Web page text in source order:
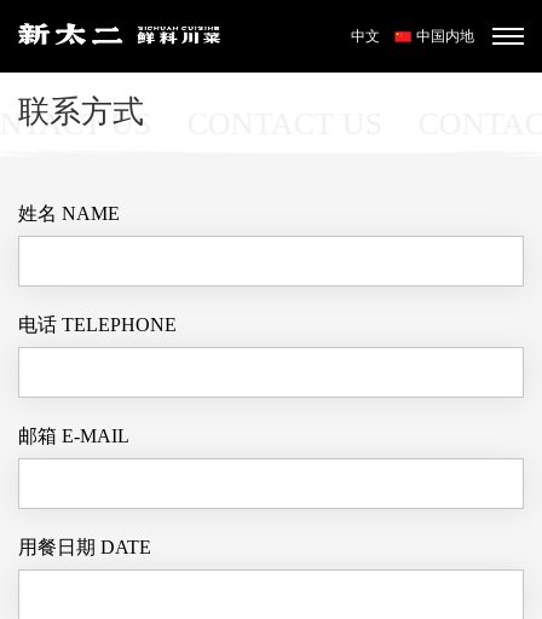
中文 中国内地
联系方式
US
姓名 NAME
电话 TELEPHONE
邮箱 E-MAIL
用餐日期 DATE